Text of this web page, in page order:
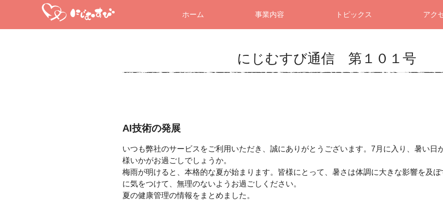
ホーム 事業内容 トピックス アク
にじむすび通信 第１０１号
AI技術の発展
いつも弊社のサービスをご利用いただき、誠にありがとうございます。7月に入り、暑い日
様いかがお過ごしでしょうか。
梅雨が明けると、本格的な夏が始まります。皆様にとって、暑さは体調に大きな影響を及
に気をつけて、無理のないようお過ごしください。
夏の健康管理の情報をまとめました。